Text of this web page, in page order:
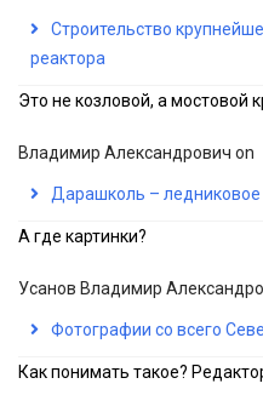
Строительство
реактора
Это не козловой, а мостовой
Владимир Александрович on
Дарашколь – ледниковое
А где картинки?
Усанов Владимир
Фотографии со всего
Как понимать такое?